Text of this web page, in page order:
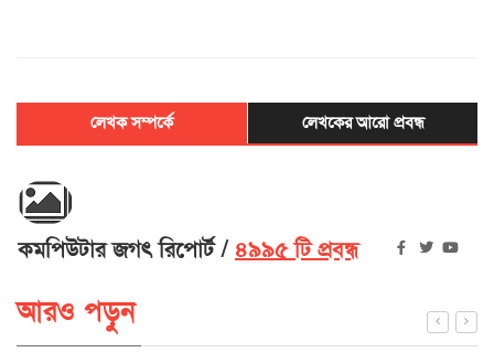
লেখক সম্পর্কে লেখকের আরো প্রবন্ধ
কমপিউটার জগৎ রিপোর্ট ৪৯৯৫ টি প্রবন্ধ
আরও পড়ুন
European Commission in Talks with OpenAI, Anthropic